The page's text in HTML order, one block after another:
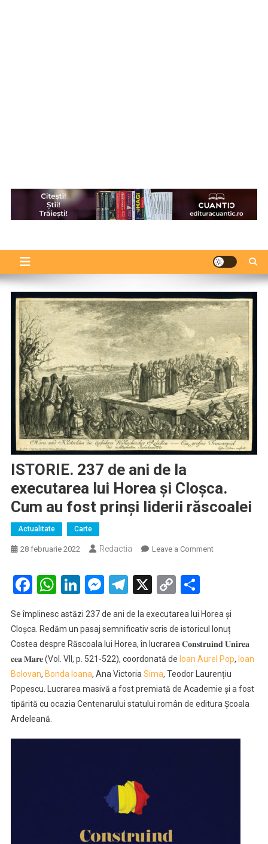
ISTORIE. 237 de ani de la
executarea lui Horea și Cloșca.
Cum au fost prinși liderii răscoalei
Actualitate Carte
28 februarie 2022 Redactia Leave a Commenton
de
la
executarea
lui
Horea
și
Cloșca.
fost
Facebook
WhatsApp
LinkedIn
Messenger
Telegram
X Copy
Se împlinesc astăzi 237 de ani de la executarea lui Horea și
Cloșca. Redăm un pasaj semnificativ scris de istoricul Ionuț
Costea despre Răscoala lui Horea, în lucrarea 𝐂𝐨𝐧𝐬𝐭𝐫𝐮𝐢𝐧𝐝 𝐔𝐧𝐢𝐫𝐞𝐚
𝐜𝐞𝐚 𝐌𝐚𝐫𝐞 (Vol. VII, p. 521-522), coordonată de Ioan Aurel Pop, Ioan
Bolovan, Bonda Ioana, Ana Victoria Sima, Teodor Laurențiu
Popescu. Lucrarea masivă a fost premiată de Academie și a fost
tipărită cu ocazia Centenarului statului român de editura Școala
Ardeleană.